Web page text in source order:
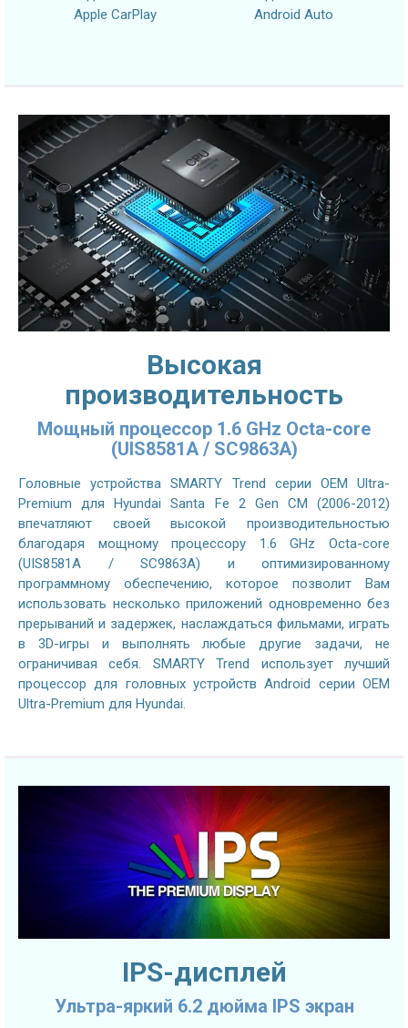
Apple CarPlay
Android Auto
Высокая
производительность
Мощный процессор 1.6 GHz Octa-core
(UIS8581A / SC9863A)
Головные устройства SMARTY Trend серии OEM Ultra-
Premium для Hyundai Santa Fe 2 Gen CM (2006-2012)
впечатляют своей высокой производительностью
благодаря мощному процессору 1.6 GHz Octa-core
(UIS8581A / SC9863A) и оптимизированному
программному обеспечению, которое позволит Вам
использовать несколько приложений одновременно без
прерываний и задержек, наслаждаться фильмами, играть
в 3D-игры и выполнять любые другие задачи, не
ограничивая себя. SMARTY Trend использует лучший
процессор для головных устройств Android серии OEM
Ultra-Premium для Hyundai.
IPS-дисплей
Ультра-яркий 6.2 дюйма IPS экран